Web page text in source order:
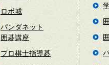
ロボ城
パンダネット
囲碁講座
プロ棋士指導碁